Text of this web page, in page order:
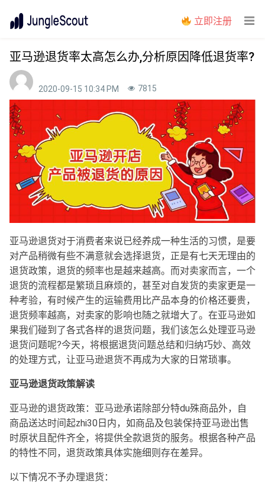
立即注册
亚马逊退货率太高怎么办,分析原因降低退货率?
2020-09-15 10:34 PM 7815
亚马逊退货对于消费者来说已经养成一种生活的习惯，是要
对产品稍微有些不满意就会选择退货，正是有七天无理由的
退货政策，退货的频率也是越来越高。而对卖家而言，一个
退货的流程都是繁琐且麻烦的，甚至对自发货的卖家更是一
种考验，有时候产生的运输费用比产品本身的价格还要贵，
退货频率越高，对卖家的影响也随之就增大了。在亚马逊如
果我们碰到了各式各样的退货问题，我们该怎么处理亚马逊
退货问题呢?今天，将根据退货问题总结和归纳巧妙、高效
的处理方式，让亚马逊退货不再成为大家的日常琐事。
亚马逊退货政策解读
亚马逊的退货政策：亚马逊承诺除部分特du殊商品外，自
商品送达时间起zhi30日内，如商品及包装保持亚马逊出售
时原状且配件齐全，将提供全款退货的服务。根据各种产品
的特性不同，退货政策具体实施细则存在差异。
以下情况不予办理退货：